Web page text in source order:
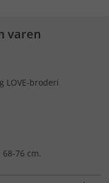
varen
LOVE-broderi
76 cm.